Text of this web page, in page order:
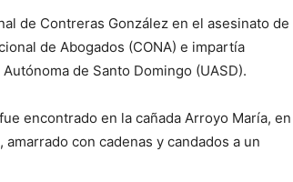
de Contreras González en el asesinato de
de Abogados (CONA) e impartía
de Santo Domingo (UASD).
encontrado en la cañada Arroyo María, en
con cadenas y candados a un